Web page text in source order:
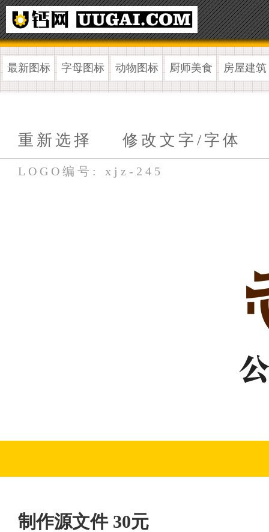
最新图标 字母图标 动物图标 厨师美食 房屋建筑
重新选择 修改文字/字体
LOGO编号: xjz-245
制作源文件 30元